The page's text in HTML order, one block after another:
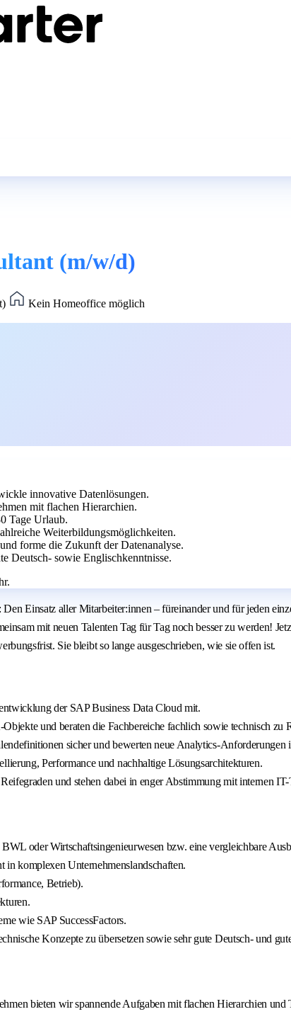
(m/w/d)
Kein Homeoffice möglich
innovative Datenlösungen.
mit flachen Hierarchien.
Tage Urlaub.
Weiterbildungsmöglichkeiten.
forme die Zukunft der Datenanalyse.
Deutsch- sowie Englischkenntnisse.
Einsatz aller Mitarbeiter:innen – füreinander und für jeden
mit neuen Talenten Tag für Tag noch besser zu
Sie bleibt so lange ausgeschrieben, wie sie offen ist.
der SAP Business Data Cloud mit.
und beraten die Fachbereiche fachlich sowie technisch
sicher und bewerten neue Analytics-
Performance und nachhaltige Lösungsarchitekturen.
und stehen dabei in enger Abstimmung mit internen
oder Wirtschaftsingenieurwesen bzw. eine vergleichbare
komplexen Unternehmenslandschaften.
Betrieb).
wie SAP SuccessFactors.
Konzepte zu übersetzen sowie sehr gute Deutsch- und
bieten wir spannende Aufgaben mit flachen Hierarchien und